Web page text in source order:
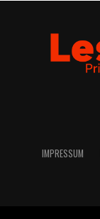
IMPRES­SUM